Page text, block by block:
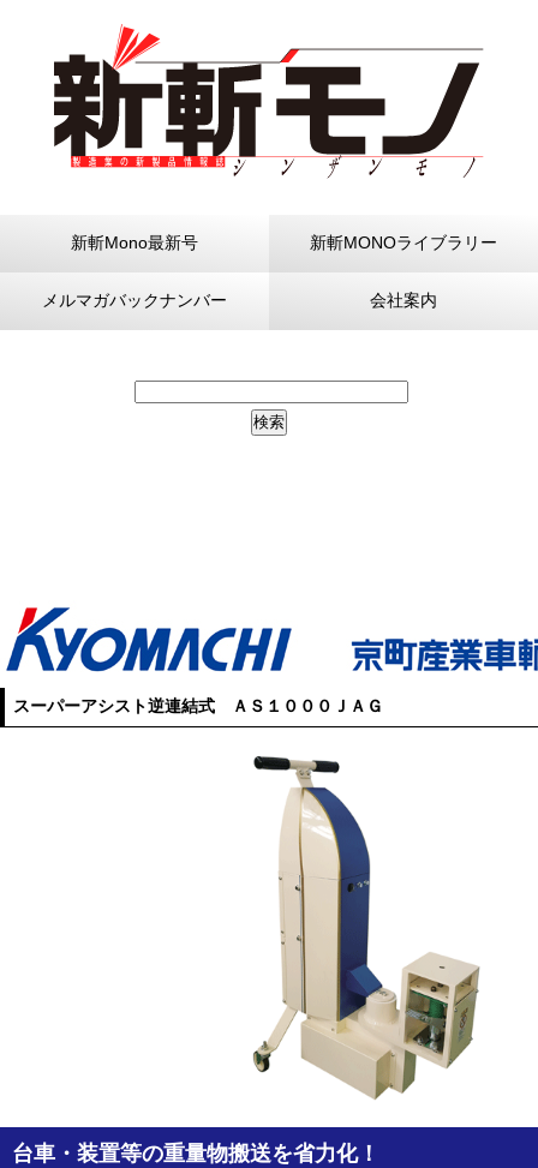
新斬Mono最新号 新斬MONOライブラリー
メルマガバックナンバー 会社案内
スーパーアシスト逆連結式 ＡＳ１０００ＪＡＧ
台車・装置等の重量物搬送を省力化！